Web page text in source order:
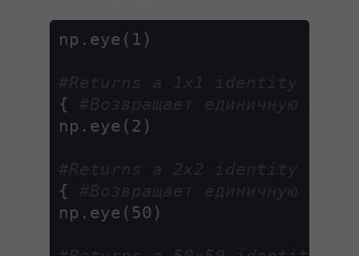
np.eye(1)
#Returns a 1x1 identity
{ #Возвращает единичную
np.eye(2)
#Returns a 2x2 identity
{ #Возвращает единичную
np.eye(50)